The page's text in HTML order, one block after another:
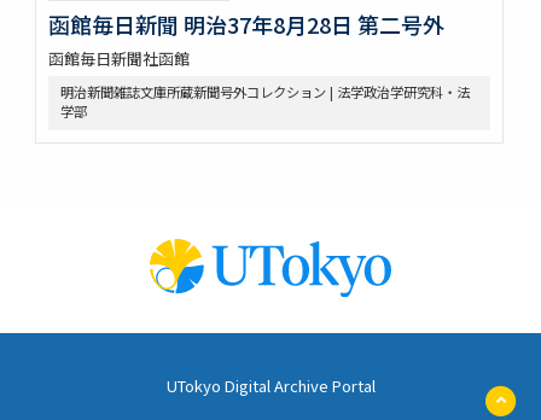
函館毎日新聞 明治37年8月28日 第二号外
函館毎日新聞社函館
明治新聞雑誌文庫所蔵新聞号外コレクション | 法学政治学研究科・法
学部
UTokyo Digital Archive Portal
ペ